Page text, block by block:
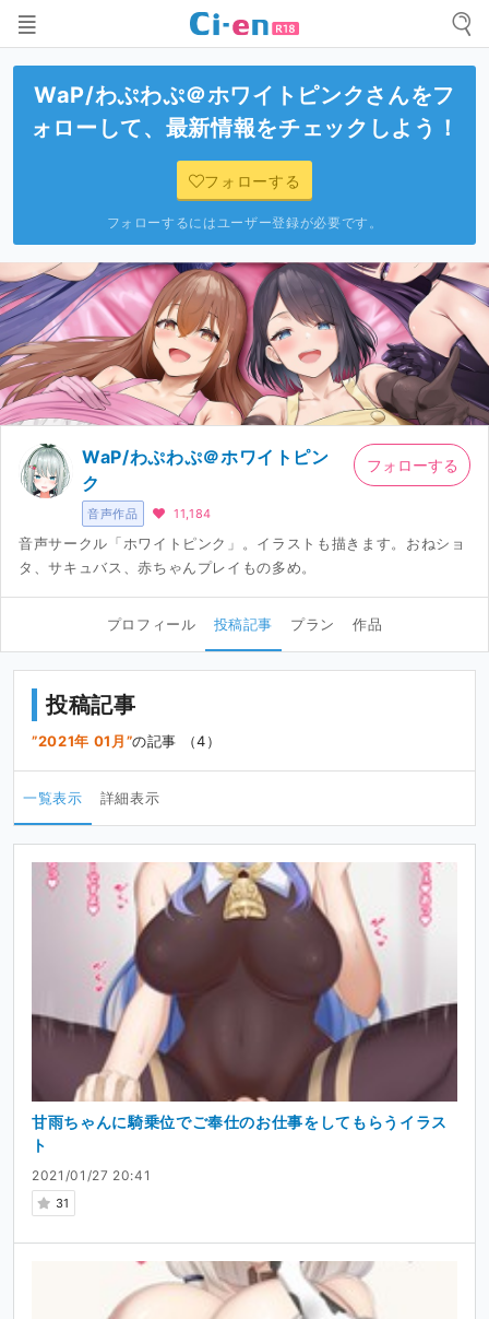
WaP/わぷわぷ＠ホワイトピンクさんをフ
ォローして、最新情報をチェックしよう！
フォローする
フォローするにはユーザー登録が必要です。
音声作品
WaP/わぷわぷ＠ホワイトピン
ク
11,184
音声サークル「ホワイトピンク」。イラストも描きます。おねショ
タ、サキュバス、赤ちゃんプレイもの多め。
フォローする
プロフィール 投稿記事 プラン 作品
投稿記事
2021年 01月 の記事 （4）
一覧表示 詳細表示
2021/01/27 20:41
31
甘雨ちゃんに騎乗位でご奉仕のお仕事をしてもらうイラス
ト